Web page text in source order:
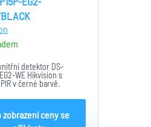
detektor DS-
WE Hikvision s
v černé barvě.
X, SEC, AES-128.
filtr: 6500lux.
zvěře do 30Kg. Dosah
zobrazení ceny se